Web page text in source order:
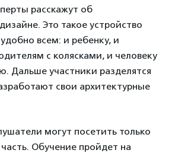
расскажут об
Это такое устройство
всем: и ребенку, и
с колясками, и человеку
Дальше участники разделятся
свои архитектурные
могут посетить только
Обучение пройдет на